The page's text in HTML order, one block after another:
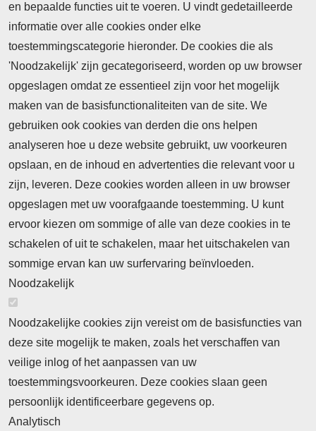
en bepaalde functies uit te voeren. U vindt gedetailleerde
informatie over alle cookies onder elke
toestemmingscategorie hieronder. De cookies die als
'Noodzakelijk' zijn gecategoriseerd, worden op uw browser
opgeslagen omdat ze essentieel zijn voor het mogelijk
maken van de basisfunctionaliteiten van de site. We
gebruiken ook cookies van derden die ons helpen
analyseren hoe u deze website gebruikt, uw voorkeuren
opslaan, en de inhoud en advertenties die relevant voor u
zijn, leveren. Deze cookies worden alleen in uw browser
opgeslagen met uw voorafgaande toestemming. U kunt
ervoor kiezen om sommige of alle van deze cookies in te
schakelen of uit te schakelen, maar het uitschakelen van
sommige ervan kan uw surfervaring beïnvloeden.
Noodzakelijk
Noodzakelijke cookies zijn vereist om de basisfuncties van
deze site mogelijk te maken, zoals het verschaffen van
veilige inlog of het aanpassen van uw
toestemmingsvoorkeuren. Deze cookies slaan geen
persoonlijk identificeerbare gegevens op.
Analytisch